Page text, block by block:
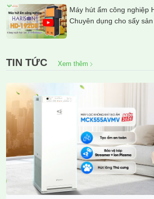
Máy hút ẩm công nghiệp
Chuyên dụng cho sấy
TIN TỨC Xem thêm